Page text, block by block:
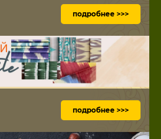
подробнее >>>
подробнее >>>